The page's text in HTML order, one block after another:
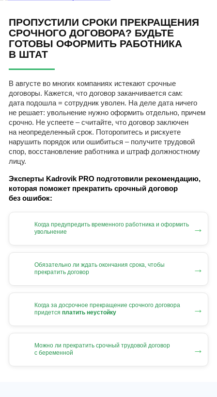
ПРОПУСТИЛИ СРОКИ ПРЕКРАЩЕНИЯ
СРОЧНОГО ДОГОВОРА? БУДЬТЕ
ГОТОВЫ ОФОРМИТЬ РАБОТНИКА
В ШТАТ
В августе во многих компаниях истекают срочные
договоры. Кажется, что договор заканчивается сам:
дата подошла = сотрудник уволен. На деле дата ничего
не решает: увольнение нужно оформить отдельно, причем
срочно. Не успеете – считайте, что договор заключен
на неопределенный срок. Поторопитесь и рискуете
нарушить порядок или ошибиться – получите трудовой
спор, восстановление работника и штраф должностному
лицу.
Эксперты Kadrovik PRO подготовили рекомендацию,
которая поможет прекратить срочный договор
без ошибок:
Когда предупредить временного работника и оформить
увольнение
→
Обязательно ли ждать окончания срока, чтобы
прекратить договор
→
Когда за досрочное прекращение срочного договора
придется платить неустойку →
Можно ли прекратить срочный трудовой договор
с беременной
→